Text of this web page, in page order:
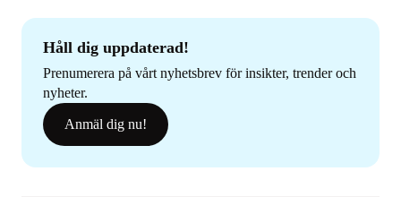
Håll dig uppdaterad!
Prenumerera på vårt nyhetsbrev för insikter, trender och
nyheter.
Anmäl dig nu!